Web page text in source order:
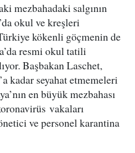
mezbahadaki salgının
okul ve kreşleri
kökenli göçmenin de
resmi okul tatili
Başbakan Laschet,
kadar seyahat etmemeleri
en büyük mezbahası
vakaları
ve personel karantina